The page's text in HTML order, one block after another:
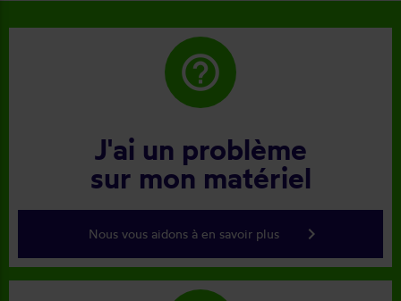
help_outline
J'ai un problème
sur mon matériel
Nous vous aidons à en savoir plus keyboard_arrow_right